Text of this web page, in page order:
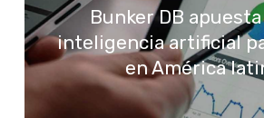
Bunker DB
inteligencia artificial
en América